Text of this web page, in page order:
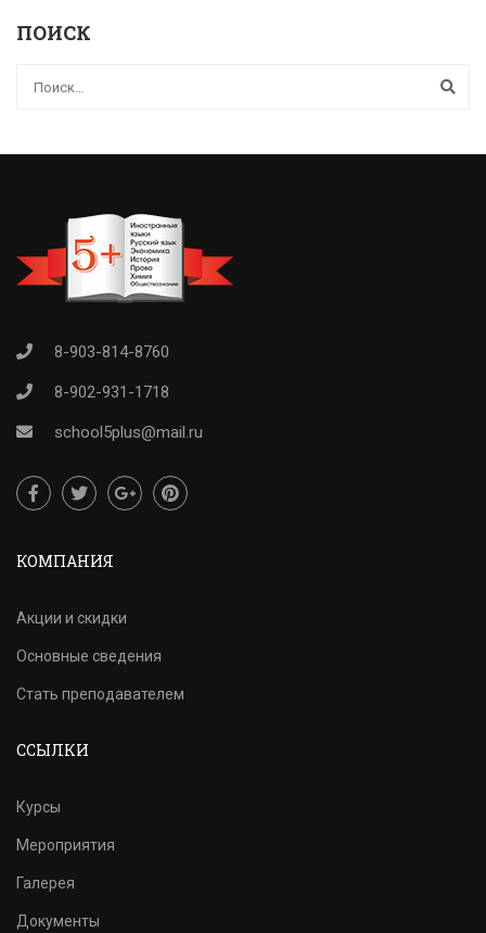
ПОИСК
8-903-814-8760
8-902-931-1718
school5plus@mail.ru
КОМПАНИЯ
Акции и скидки
Основные сведения
Стать преподавателем
ССЫЛКИ
Курсы
Мероприятия
Галерея
Документы